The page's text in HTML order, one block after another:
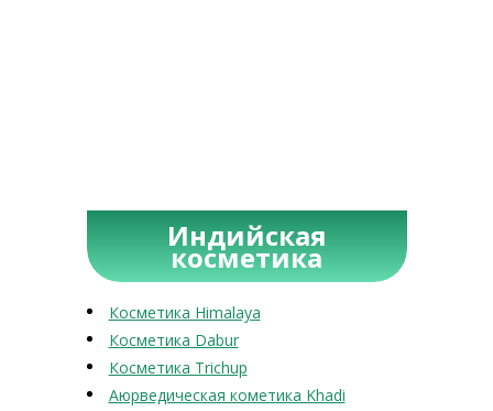
Индийская
косметика
Косметика Himalaya
Косметика Dabur
Косметика Trichup
Аюрведическая кометика Khadi